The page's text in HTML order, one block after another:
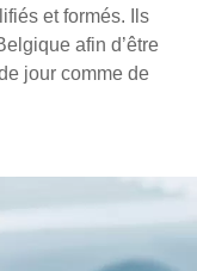
et formés. Ils
afin d’être
jour comme de